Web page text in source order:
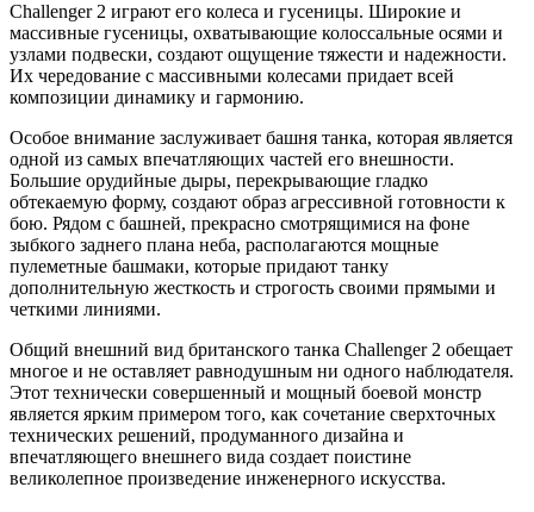
Challenger 2 играют его колеса и гусеницы. Широкие и
массивные гусеницы, охватывающие колоссальные осями и
узлами подвески, создают ощущение тяжести и надежности.
Их чередование с массивными колесами придает всей
композиции динамику и гармонию.
Особое внимание заслуживает башня танка, которая является
одной из самых впечатляющих частей его внешности.
Большие орудийные дыры, перекрывающие гладко
обтекаемую форму, создают образ агрессивной готовности к
бою. Рядом с башней, прекрасно смотрящимися на фоне
зыбкого заднего плана неба, располагаются мощные
пулеметные башмаки, которые придают танку
дополнительную жесткость и строгость своими прямыми и
четкими линиями.
Общий внешний вид британского танка Challenger 2 обещает
многое и не оставляет равнодушным ни одного наблюдателя.
Этот технически совершенный и мощный боевой монстр
является ярким примером того, как сочетание сверхточных
технических решений, продуманного дизайна и
впечатляющего внешнего вида создает поистине
великолепное произведение инженерного искусства.